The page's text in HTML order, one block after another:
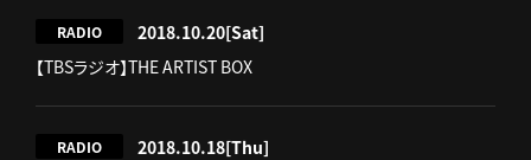
RADIO 2018.10.20[Sat]
【TBSラジオ】THE ARTIST BOX
RADIO 2018.10.18[Thu]